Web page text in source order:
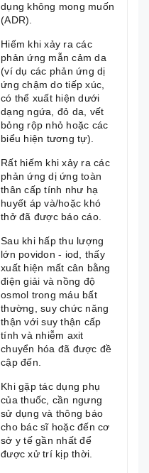
dụng không mong muốn
(ADR).
Hiếm khi xảy ra các
phản ứng mẫn cảm da
(ví dụ các phản ứng dị
ứng chậm do tiếp xúc,
có thể xuất hiện dưới
dạng ngứa, đỏ da, vết
bỏng rộp nhỏ hoặc các
biểu hiện tương tự).
Rất hiếm khi xảy ra các
phản ứng dị ứng toàn
thân cấp tính như hạ
huyết áp và/hoặc khó
thở đã được báo cáo.
Sau khi hấp thu lượng
lớn povidon - iod, thấy
xuất hiện mất cân bằng
điện giải và nồng độ
osmol trong máu bất
thường, suy chức năng
thận với suy thận cấp
tính và nhiễm axit
chuyển hóa đã được đề
cập đến.
Khi gặp tác dụng phụ
của thuốc, cần ngưng
sử dụng và thông báo
cho bác sĩ hoặc đến cơ
sở y tế gần nhất để
được xử trí kịp thời.